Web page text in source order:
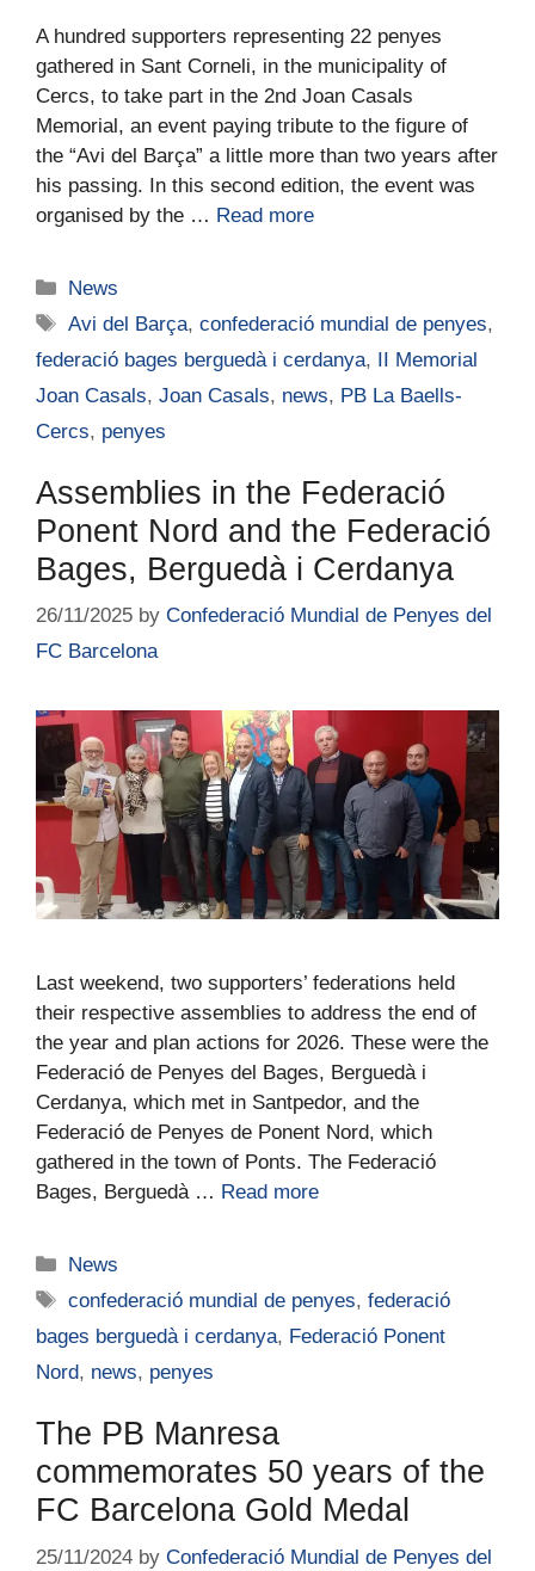
A hundred supporters representing 22 penyes
gathered in Sant Corneli, in the municipality of
Cercs, to take part in the 2nd Joan Casals
Memorial, an event paying tribute to the figure of
the “Avi del Barça” a little more than two years after
his passing. In this second edition, the event was
organised by the … Read more
News
Avi del Barça,confederació mundial de penyes,
federació bages berguedà i cerdanya, II Memorial
Joan Casals, Joan Casals, news, PB La Baells-
Cercs, penyes
Assemblies in the Federació
Ponent Nord and the Federació
Bages, Berguedà i Cerdanya
26/11/2025 by Confederació Mundial de Penyes del
FC Barcelona
Last weekend, two supporters’ federations held
their respective assemblies to address the end of
the year and plan actions for 2026. These were the
Federació de Penyes del Bages, Berguedà i
Cerdanya, which met in Santpedor, and the
Federació de Penyes de Ponent Nord, which
gathered in the town of Ponts. The Federació
Bages, Berguedà … Read more
News
confederació mundial de penyes,federació
bages berguedà i cerdanya, Federació Ponent
Nord, news, penyes
The PB Manresa
commemorates 50 years of the
FC Barcelona Gold Medal
25/11/2024 by Confederació Mundial de Penyes del